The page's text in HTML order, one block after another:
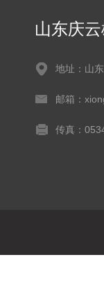
山东庆
地址：山
邮箱：
传真：